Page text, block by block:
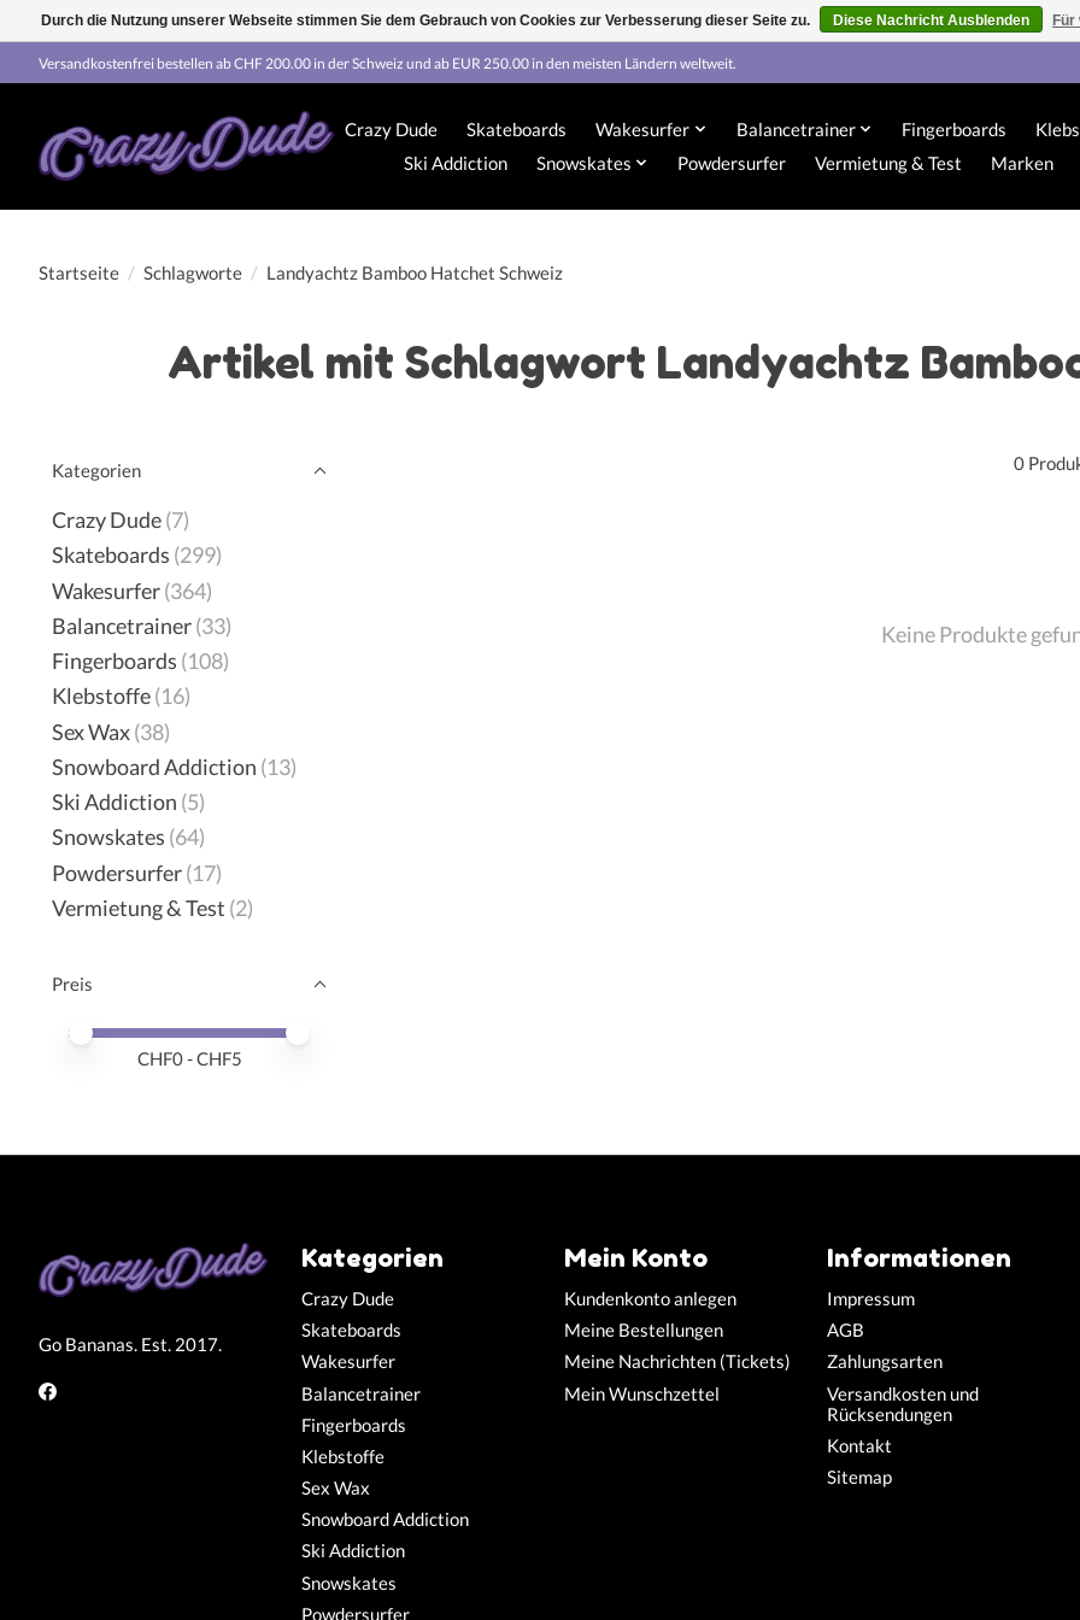
Versandkostenfrei bestellen ab CHF 200.00 in der Schweiz und ab EUR 250.00 in den meisten Ländern weltweit.
Crazy Dude Skateboards Wakesurfer Balancetrainer Fingerboards
Ski Addiction
Snowskates Powdersurfer Vermietung & Test Marken
Startseite / Schlagworte / Landyachtz Bamboo Hatchet Schweiz
Artikel mit Schlagwort Landyachtz
Kategorien
Crazy Dude(7)
Skateboards (299)
Wakesurfer(364)
Balancetrainer(33)
Fingerboards (108)
Klebstoffe(16)
Sex Wax(38)
Snowboard Addiction (13)
Ski Addiction (5)
Snowskates (64)
Powdersurfer(17)
Vermietung & Test (2)
Preis
Preis – Mindestwert
Price maximum value
CHF0- CHF5
0
Keine Produkte
Go Bananas. Est. 2017.
Kategorien
Crazy Dude
Skateboards
Wakesurfer
Balancetrainer
Fingerboards
Klebstoffe
Sex Wax
Snowboard Addiction
Ski Addiction
Snowskates
Powdersurfer
Mein Konto
Kundenkonto anlegen
Meine Bestellungen
Meine Nachrichten (Tickets)
Mein Wunschzettel
Informationen
Impressum
AGB
Zahlungsarten
Versandkosten und
Rücksendungen
Kontakt
Sitemap
Durch die Nutzung unserer Webseite stimmen Sie dem Gebrauch von Cookies zur Verbesserung dieser Seite zu. Diese Nachricht Ausblenden